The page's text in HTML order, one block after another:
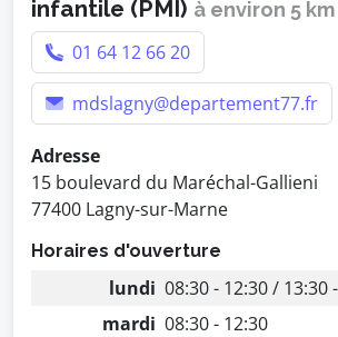
infantile (PMI) à environ 5 km
01 64 12 66 20
mdslagny@departement77.fr
Adresse
15 boulevard du Maréchal-Gallieni
77400 Lagny-sur-Marne
Horaires d'ouverture
lundi 08:30 - 12:30 / 13:30
mardi 08:30 - 12:30